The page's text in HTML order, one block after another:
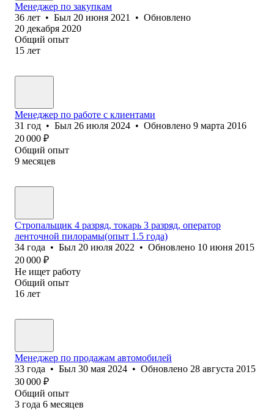
Менеджер по закупкам
36 лет • Был 20 июня 2021 • Обновлено
20 декабря 2020
Общий опыт
15 лет
Менеджер по работе с клиентами
31 год • Был 26 июля 2024 • Обновлено 9 марта 2016
20 000 ₽
Общий опыт
9 месяцев
Стропальщик 4 разряд, токарь 3 разряд, оператор
ленточной пилорамы(опыт 1.5 года)
34 года • Был 20 июля 2022 • Обновлено 10 июня 2015
20 000 ₽
Не ищет работу
Общий опыт
16 лет
Менеджер по продажам автомобилей
33 года • Был 30 мая 2024 • Обновлено 28 августа 2015
30 000 ₽
Общий опыт
3 года 6 месяцев